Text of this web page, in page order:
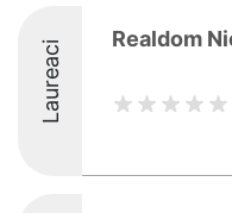
Laureaci Realdom